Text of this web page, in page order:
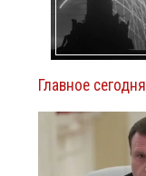
Главное сегодня